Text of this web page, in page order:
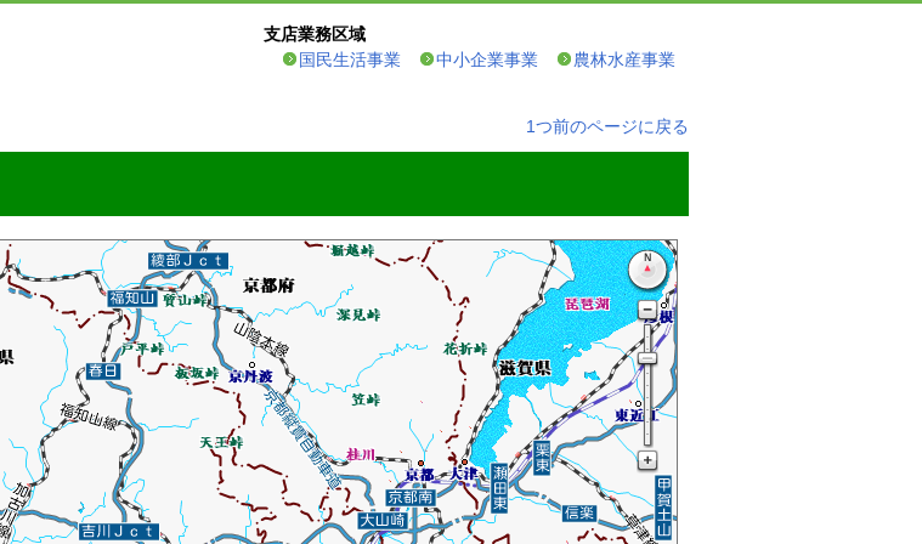
支店業務区域
国民生活事業
中小企業事業 農林水産事業
1つ前のページに戻る